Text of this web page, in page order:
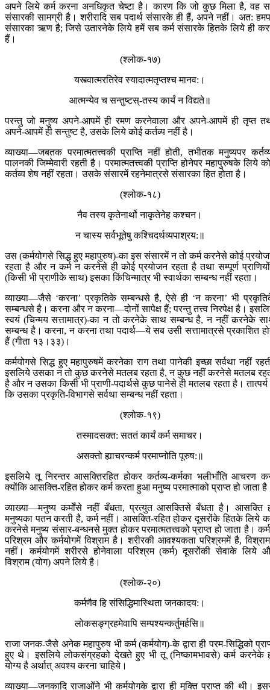
अपने लिये कर्म करना अनधिकृत चेष्टा है। कारण कि जो कुछ मिला है, वह
संसारकी सामग्री है। शरीरादि सब पदार्थ संसारके ही हैं, अपने नहीं। अत:
संसारका ऋण है; जिसे उतारनेके लिये हमें सब कर्म संसारके हितके लिये ही
हैं।
(श्लोक-१७)
यस्त्वात्मरतिरेव स्या‍‍दात्मतृप्तश्च मानव:।
आत्मन्येव च सन्तु‍‍‍‍‍‍‍‍‍ष्ट‍‍‍स्-तस्य कार्यं न विद्यते॥
परन्तु जो मनुष्य अपने-आपमें ही रमण करनेवाला और अपने-आपमें ही तृप्त
अपने-आपमें ही सन्तुष्ट है, उसके लिये कोई कर्तव्य नहीं है।
व्याख्या—जबतक परमात्मतत्त्वकी प्राप्ति नहीं होती, तभीतक मनुष्यपर
पालनकी जिम्मेवारी रहती है। परमात्मतत्त्वकी प्राप्ति होनेपर महापुरुषके लिये
कर्तव्य शेष नहीं रहता। उसके संसारमें रहनेमात्रसे संसारका हित होता है।
(श्लोक-१८)
नैव तस्य कृतेनार्थो नाकृतेनेह कश्चन।
न चास्य सर्वभूतेषु कश्चिदर्थव्यपाश्रय:॥
उस (कर्मयोगसे सिद्ध हुए महापुरुष)-का इस संसारमें न तो कर्म करनेसे कोई
रहता है और न कर्म न करनेसे ही कोई प्रयोजन रहता है तथा सम्पूर्ण
(किसी भी प्राणीके साथ) इसका किंचिन्मात्र भी स्वार्थका सम्बन्ध नहीं रहता।
व्याख्या—जैसे ‘करना’ प्रकृतिके सम्बन्धसे है, ऐसे ही ‘न करना’ भी
सम्बन्धसे है। करना और न करना—दोनों सापेक्ष हैं; परन्तु तत्त्व निरपेक्ष है।
स्वयं (चिन्मय सत्तामात्र)-का न तो करनेके साथ सम्बन्ध है, न नहीं करनेके
सम्बन्ध है। करना, न करना तथा पदार्थ—ये सब उसी सत्तामात्रसे प्रकाशित
हैं (गीता १३।३३)।
कर्मयोगसे सिद्ध हुए महापुरुषमें करनेका राग तथा पानेकी इच्छा सर्वथा नहीं
इसलिये उसका न तो कुछ करनेसे मतलब रहता है, न कुछ नहीं करनेसे मतलब
है और न उसका किसी भी प्राणी-पदार्थसे कुछ पानेसे ही मतलब रहता है। तात्पर्य
कि उसका प्रकृति-विभागसे सर्वथा सम्बन्ध नहीं रहता।
(श्लोक-१९)
तस्मादसक्त: सततं कार्यं कर्म समाचर।
असक्तो ह्याचरन्कर्म परमाप्नोति पूरुष:॥
इसलिये तू निरन्तर आसक्तिरहित होकर कर्तव्य-कर्मका भलीभाँति आचरण
क्योंकि आसक्ति-रहित होकर कर्म करता हुआ मनुष्य परमात्माको प्राप्त हो जाता
व्याख्या—मनुष्य कर्मोंसे नहीं बँधता, प्रत्युत आसक्तिसे बँधता है। आसक्ति
मनुष्यका पतन करती है, कर्म नहीं। आसक्ति-रहित होकर दूसरोंके हितके लिये
करनेसे मनुष्य संसार-बन्धनसे मुक्त होकर परमात्मतत्त्वको प्राप्त हो जाता है।
परिश्रम और कर्मयोगमें विश्राम है। शरीरकी आवश्यकता परिश्रममें है,
नहीं। कर्मयोगमें शरीरसे होनेवाला परिश्रम (कर्म) दूसरोंकी सेवाके लिये
विश्राम (योग) अपने लिये है।
(श्लोक-२०)
कर्मणैव हि संसिद्धि‍मास्थिता जनकादय:।
लोकसङ्ग्रहमेवापि सम्पश्यन्कर्तुमर्हसि॥
राजा जनक-जैसे अनेक महापुरुष भी कर्म (कर्मयोग)-के द्वारा ही परम-सिद्धिको
हुए थे। इसलिये लोकसंग्रहको देखते हुए भी तू (निष्कामभावसे) कर्म करनेके
योग्य है अर्थात् अवश्य करना चाहिये।
व्याख्या—जनकादि राजाओंने भी कर्मयोगके द्वारा ही मुक्ति प्राप्त की थी।